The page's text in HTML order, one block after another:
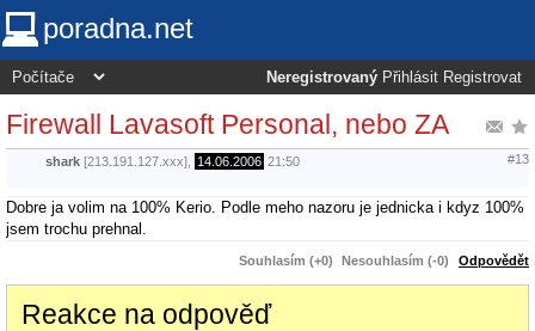
poradna.net
Neregistrovaný Přihlásit Registrovat
Firewall Lavasoft Personal, nebo ZA
shark [213.191.127.xxx], 14.06.2006 21:50 #13
Dobre ja volim na 100% Kerio. Podle meho nazoru je jednicka i kdyz 100%
jsem trochu prehnal.
Souhlasím (+0) Nesouhlasím (-0) Odpovědět
Reakce na odpověď